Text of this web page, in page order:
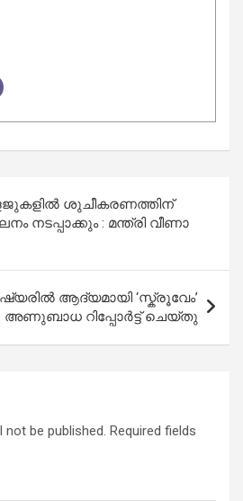
ശുചീകരണത്തിന്
നടപ്പാക്കും : മന്ത്രി വീണാ
ആദ്യമായി ‘സ്ക്രൂവേം’
അണുബാധ റിപ്പോർട്ട് ചെയ്തു
be published. Required fields